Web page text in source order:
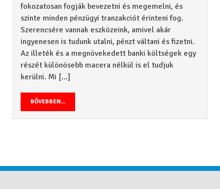
fokozatosan fogják bevezetni és megemelni, és
szinte minden pénzügyi tranzakciót érinteni fog.
Szerencsére vannak eszközeink, amivel akár
ingyenesen is tudunk utalni, pénzt váltani és fizetni.
Az illeték és a megnövekedett banki költségek egy
részét különösebb macera nélkül is el tudjuk
kerülni. Mi […]
BŐVEBBEN...